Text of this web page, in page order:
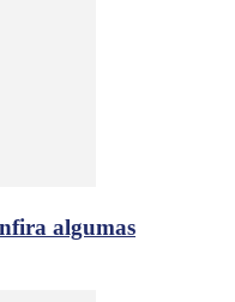
algumas